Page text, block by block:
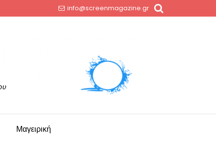
info@screenmagazine.gr
Μαγειρική